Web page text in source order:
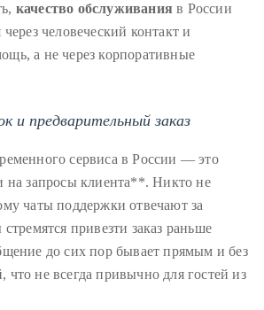
качество обслуживания в России
через человеческий контакт и
а не через корпоративные
и предварительный заказ
сервиса в России — это
на запросы клиента**. Никто не
чаты поддержки отвечают за
привезти заказ раньше
до сих пор бывает прямым и без
не всегда привычно для гостей из